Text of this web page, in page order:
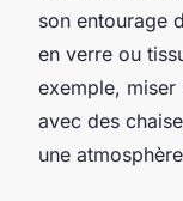
son entourage
en verre ou
exemple, miser
avec des
une